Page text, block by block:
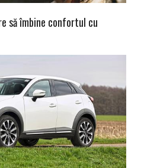
să îmbine confortul cu